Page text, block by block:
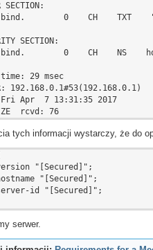
SECTION:
0    CH    TXT
SECTION:
0    CH    NS
29 msec
192.168.0.1#53(192.168.0.1)
Fri Apr  7 13:31:35 2017
tych informacji wystarczy, że do
"[Secured]";
"[Secured]";
id "[Secured]";
serwer.